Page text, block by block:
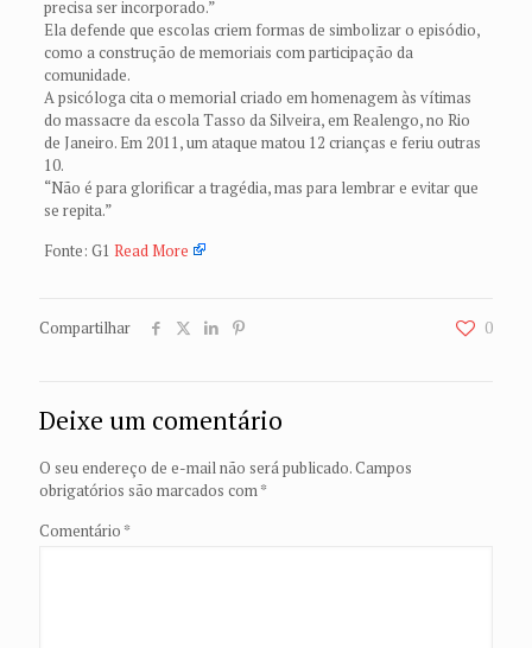
precisa ser incorporado.”
Ela defende que escolas criem formas de simbolizar o episódio,
como a construção de memoriais com participação da
comunidade.
A psicóloga cita o memorial criado em homenagem às vítimas
do massacre da escola Tasso da Silveira, em Realengo, no Rio
de Janeiro. Em 2011, um ataque matou 12 crianças e feriu outras
10.
“Não é para glorificar a tragédia, mas para lembrar e evitar que
se repita.”
Fonte: G1 Read More
Compartilhar 0
Deixe um comentário
O seu endereço de e-mail não será publicado.Campos
obrigatórios são marcados com *
Comentário *